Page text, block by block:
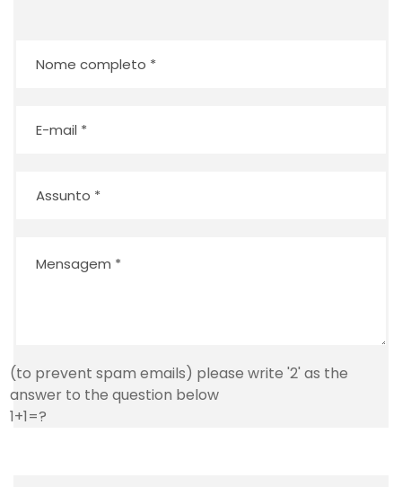
(to prevent spam emails) please write '2' as the
answer to the question below
1+1=?